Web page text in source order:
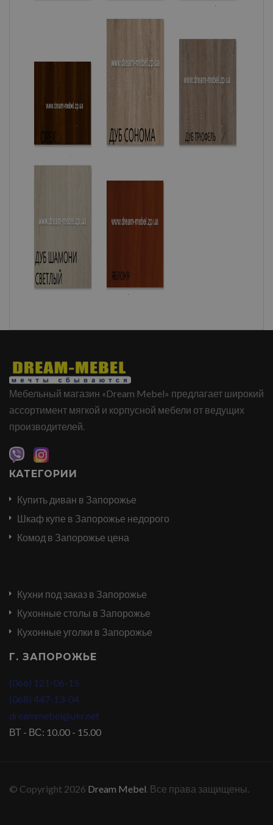
Мебельный магазин «Dream Mebel» предлагает широкий
ассортимент мягкой и корпусной мебели от ведущих
производителей.
КАТЕГОРИИ
Купить диван в Запорожье
Шкаф купе в Запорожье недорого
Комод в Запорожье цена
Кухни под заказ в Запорожье
Кухонные столы в Запорожье
Кухонные уголки в Запорожье
Г. ЗАПОРОЖЬЕ
(066) 121-06-15
(068) 447-13-04
dreammebel@ukr.net
ВТ - ВС: 10.00 - 15.00
© Copyright 2026 Dream Mebel. Все права защищены.